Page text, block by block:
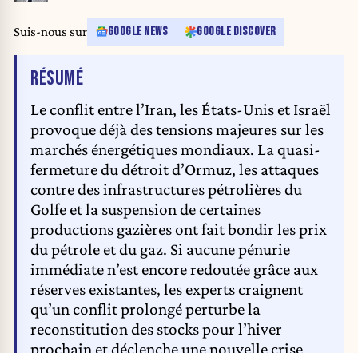
Suis-nous sur GOOGLE NEWS GOOGLE DISCOVER
RÉSUMÉDE L'ARTICLE
Le conflit entre l’Iran, les États-Unis et Israël
provoque déjà des tensions majeures sur les
marchés énergétiques mondiaux. La quasi-
fermeture du détroit d’Ormuz, les attaques
contre des infrastructures pétrolières du
Golfe et la suspension de certaines
productions gazières ont fait bondir les prix
du pétrole et du gaz. Si aucune pénurie
immédiate n’est encore redoutée grâce aux
réserves existantes, les experts craignent
qu’un conflit prolongé perturbe la
reconstitution des stocks pour l’hiver
prochain et déclenche une nouvelle crise